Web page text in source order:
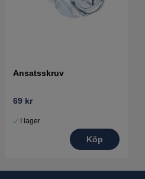
Ansatsskruv
69 kr
I lager
Köp